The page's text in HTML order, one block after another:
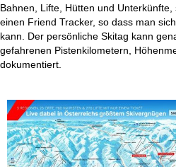
Bahnen, Lifte, Hütten und
einen Friend Tracker, so dass man
kann. Der persönliche Skitag kann
gefahrenen Pistenkilometern,
dokumentiert.